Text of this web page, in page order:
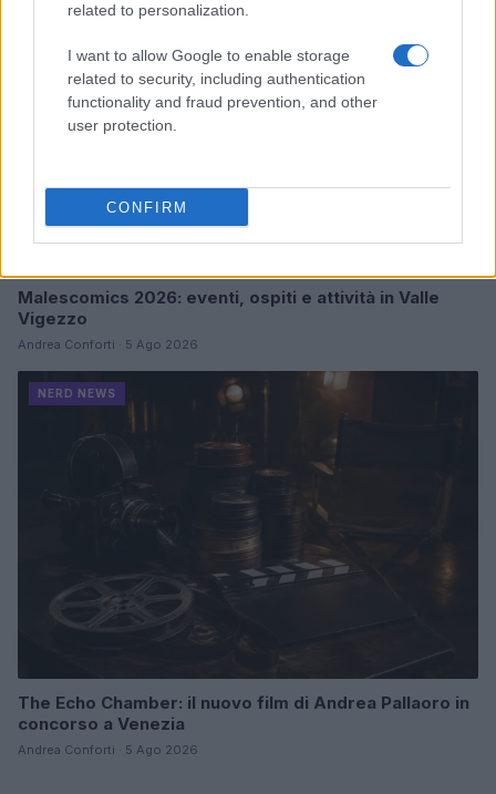
related to personalization.
I want to allow Google to enable storage
related to security, including authentication
functionality and fraud prevention, and other
user protection.
CONFIRM
Malescomics 2026: eventi, ospiti e attività in Valle
Vigezzo
Andrea Conforti · 5 Ago 2026
NERD NEWS
The Echo Chamber: il nuovo film di Andrea Pallaoro in
concorso a Venezia
Andrea Conforti · 5 Ago 2026